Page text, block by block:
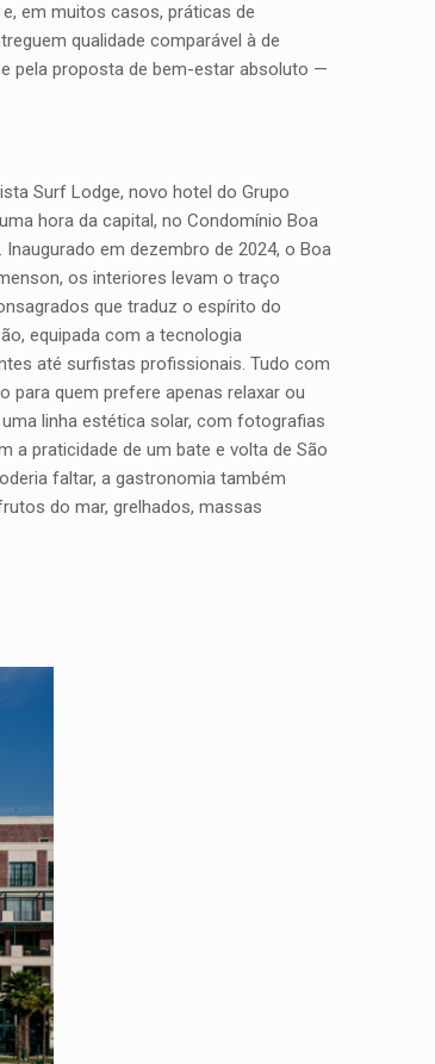
em muitos casos, práticas de
qualidade comparável à de
pela proposta de bem-estar absoluto —
Surf Lodge, novo hotel do Grupo
hora da capital, no Condomínio Boa
em dezembro de 2024, o Boa
os interiores levam o traço
que traduz o espírito do
equipada com a tecnologia
até surfistas profissionais. Tudo com
para quem prefere apenas relaxar ou
linha estética solar, com fotografias
a praticidade de um bate e volta de São
faltar, a gastronomia também
do mar, grelhados, massas